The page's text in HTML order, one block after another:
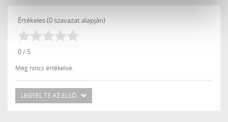
Értékeles (0 szavazat alapján)
0 / 5
Még nincs értékelve.
LEGYÉL TE AZ ELSŐ